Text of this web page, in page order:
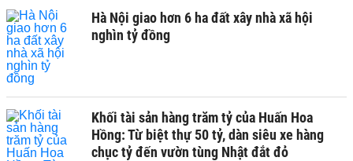
Hà Nội giao hơn 6 ha đất xây nhà xã hội
nghìn tỷ đồng
Khối tài sản hàng trăm tỷ của Huấn Hoa
Hồng: Từ biệt thự 50 tỷ, dàn siêu xe hàng
chục tỷ đến vườn tùng Nhật đắt đỏ